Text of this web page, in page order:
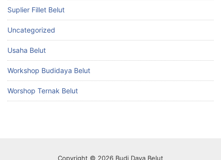
Suplier Fillet Belut
Uncategorized
Usaha Belut
Workshop Budidaya Belut
Worshop Ternak Belut
Copyright © 2026 Budi Daya Belut